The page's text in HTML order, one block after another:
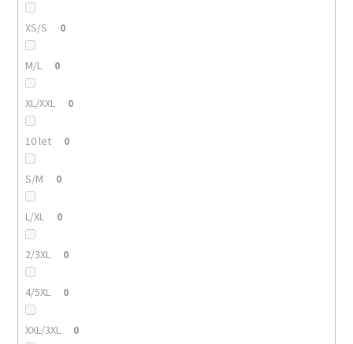
XS/S 0
M/L 0
XL/XXL 0
10 let 0
S/M 0
L/XL 0
2/3XL 0
4/5XL 0
XXL/3XL 0